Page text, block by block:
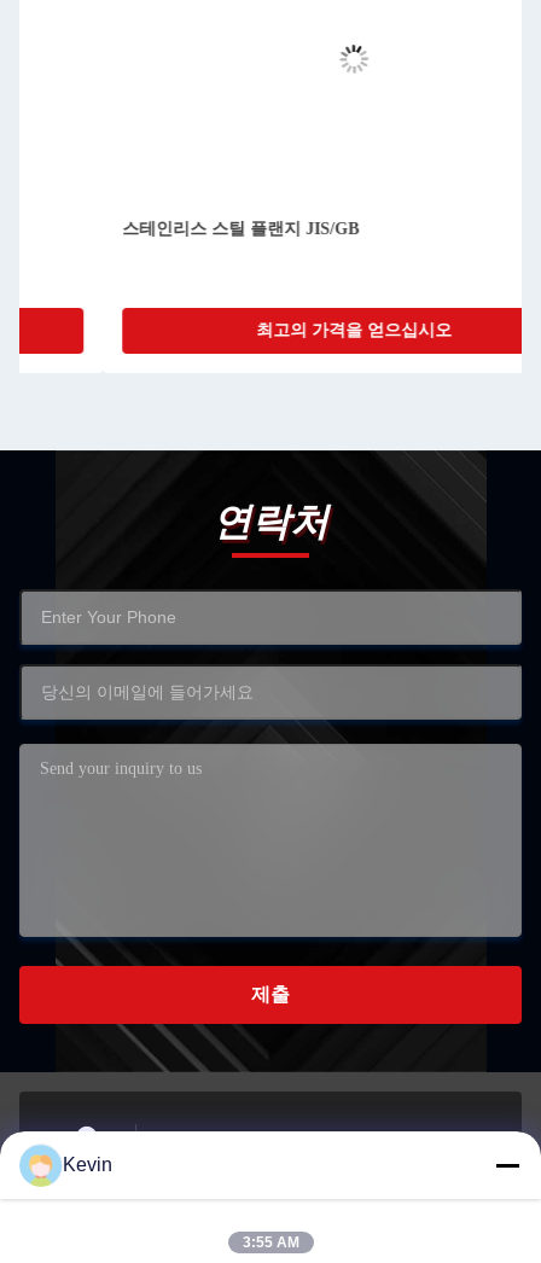
스테인리스 스틸 플랜지 JIS/GB
최고의 가격을 얻으십시오
연락처
제출
주소
Kevin
3:55 AM